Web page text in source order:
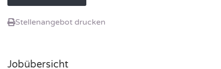
Stellenangebot drucken
Jobübersicht